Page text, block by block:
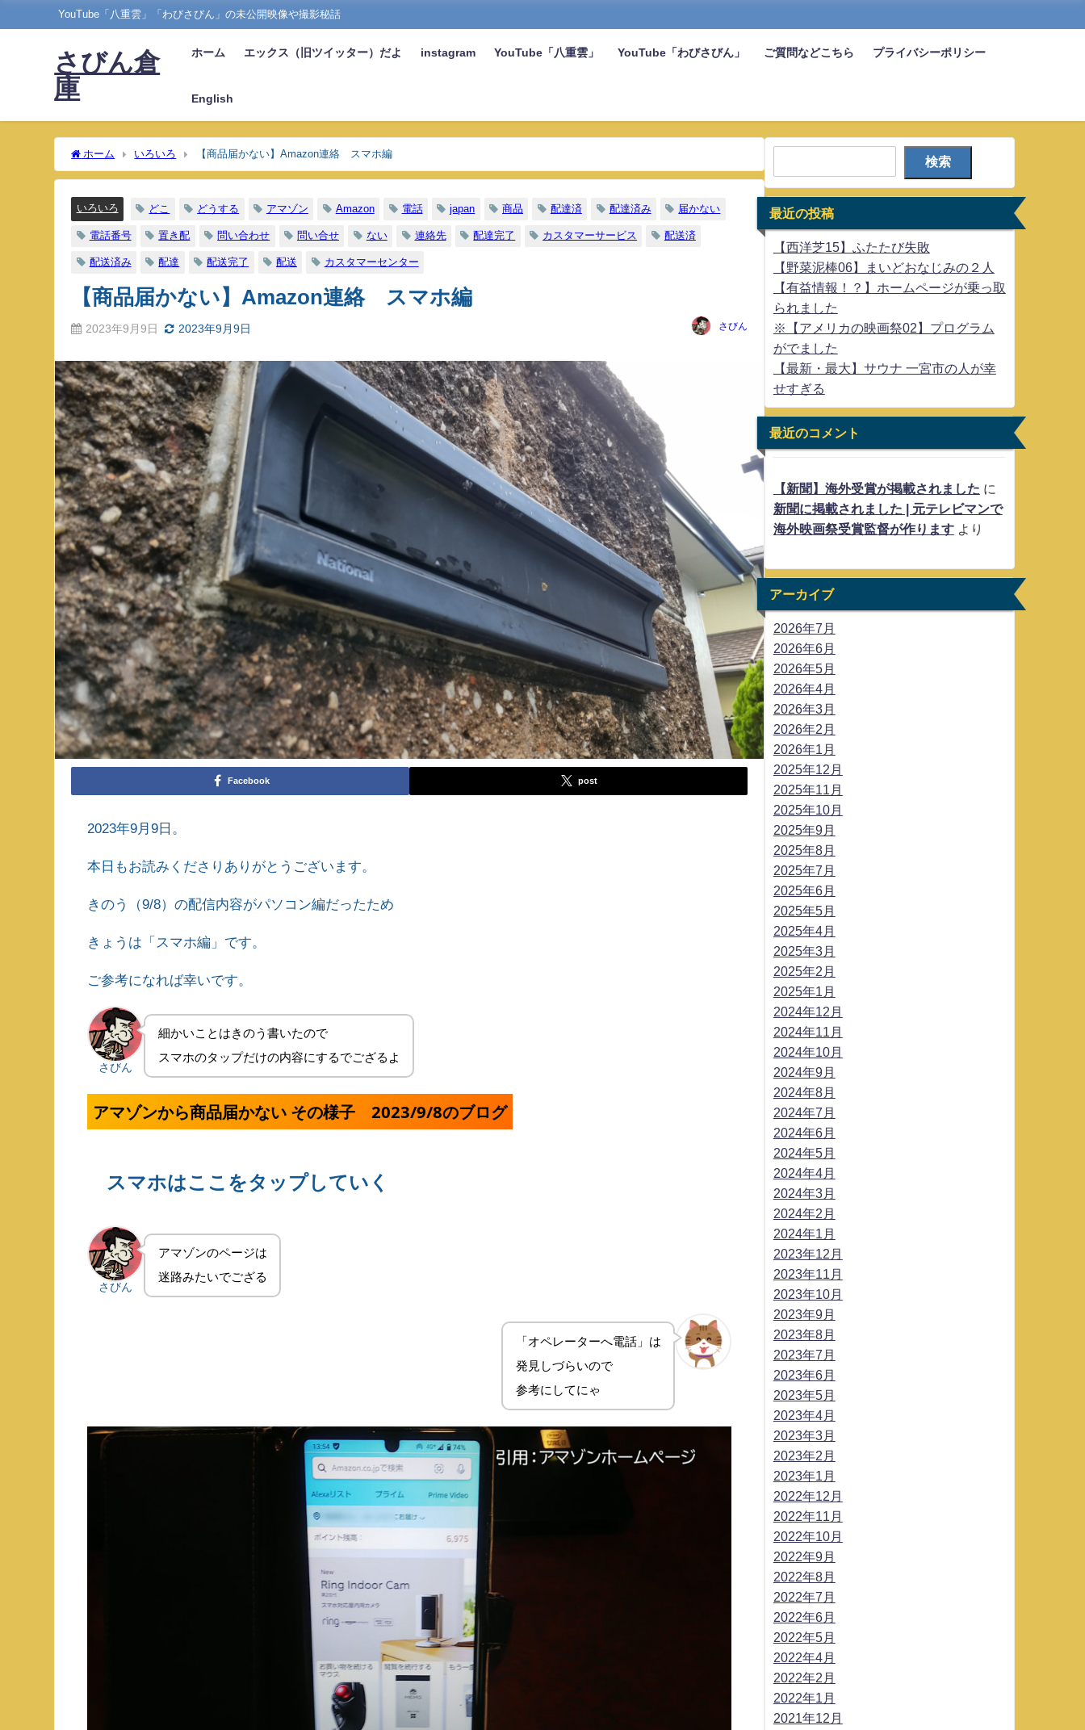
YouTube「八重雲」「わびさびん」の未公開映像や撮影秘話
さびん倉
庫
ホーム エックス（旧ツイッター）だよ instagram YouTube「八重雲」 YouTube「わびさびん」 ご質問などこちら プライバシーポリシー
English
ホーム いろいろ 【商品届かない】Amazon連絡 スマホ編
いろいろ どこ どうする アマゾン Amazon 電話 japan 商品 配達済 配達済み 届かない
電話番号 置き配 問い合わせ 問い合せ ない 連絡先 配達完了 カスタマーサービス 配送済
配送済み 配達 配送完了 配送 カスタマーセンター
【商品届かない】Amazon連絡 スマホ編
2023年9月9日 2023年9月9日 さびん
Facebook post
2023年9月9日。
本日もお読みくださりありがとうございます。
きのう（9/8）の配信内容がパソコン編だったため
きょうは「スマホ編」です。
ご参考になれば幸いです。
さびん
細かいことはきのう書いたので
スマホのタップだけの内容にするでござるよ
アマゾンから商品届かない その様子 2023/9/8のブログ
スマホはここをタップしていく
さびん
アマゾンのページは
迷路みたいでござる
「オペレーターへ電話」は
発見しづらいので
参考にしてにゃ
検索
最近の投稿
【西洋芝15】ふたたび失敗
【野菜泥棒06】まいどおなじみの２人
【有益情報！？】ホームページが乗っ取
られました
※【アメリカの映画祭02】プログラム
がでました
【最新・最大】サウナ 一宮市の人が幸
せすぎる
最近のコメント
【新聞】海外受賞が掲載されました に
新聞に掲載されました | 元テレビマンで
海外映画祭受賞監督が作りますより
アーカイブ
2026年7月
2026年6月
2026年5月
2026年4月
2026年3月
2026年2月
2026年1月
2025年12月
2025年11月
2025年10月
2025年9月
2025年8月
2025年7月
2025年6月
2025年5月
2025年4月
2025年3月
2025年2月
2025年1月
2024年12月
2024年11月
2024年10月
2024年9月
2024年8月
2024年7月
2024年6月
2024年5月
2024年4月
2024年3月
2024年2月
2024年1月
2023年12月
2023年11月
2023年10月
2023年9月
2023年8月
2023年7月
2023年6月
2023年5月
2023年4月
2023年3月
2023年2月
2023年1月
2022年12月
2022年11月
2022年10月
2022年9月
2022年8月
2022年7月
2022年6月
2022年5月
2022年4月
2022年2月
2022年1月
2021年12月